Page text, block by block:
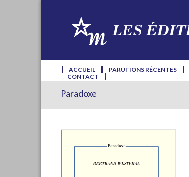
ACCUEIL PARUTIONS RÉCENTES
CONTACT
Paradoxe